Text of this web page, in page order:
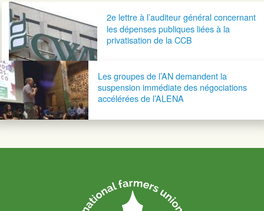
Navigation postale2e lettre à l’auditeur général concernant
les dépenses publiques liées à la
privatisation de la CCB
Les groupes de l’AN demandent la
suspension immédiate des négociations
accélérées de l’ALENA